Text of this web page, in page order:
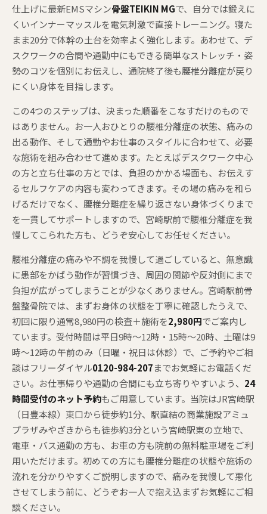
仕上げに最新EMSマシン骨盤TEIKIN MGで、自分では鍛えに
くいインナーマッスルを電気刺激で直接トレーニング。寝た
まま20分で体幹の土台を効率よく強化します。あわせて、デ
スクワークの合間や通勤中にもできる簡単なストレッチ・姿
勢のコツを個別にお伝えし、通院終了後も腰椎分離症が戻り
にくい身体を目指します。
この4つのステップは、決まった順番をこなすだけのもので
はありません。お一人おひとりの腰椎分離症の状態、痛みの
出る動作、そして通勤やお仕事のスタイルに合わせて、必要
な施術を組み合わせて進めます。たとえばデスクワーク中心
の方と立ち仕事の方とでは、負担のかかる場面も、お伝えす
るセルフケアの内容も変わってきます。その場の痛みを和ら
げるだけでなく、腰椎分離症を繰り返さない身体づくりまで
を一貫してサポートしますので、宮崎駅前で腰椎分離症を我
慢してこられた方も、どうぞ安心してお任せください。
腰椎分離症の痛みや不調を我慢して過ごしていると、無意識
に患部をかばう動作が習慣づき、周囲の関節や反対側にまで
負担が広がってしまうことが少なくありません。宮崎駅前骨
盤整骨院では、まずお身体の状態を丁寧に確認したうえで、
初回に限り通常8,980円の検査＋施術を2,980円でご案内し
ています。受付時間は平日9時〜12時・15時〜20時、土曜は9
時〜12時の午前のみ（日曜・祝日は休診）で、ご予約やご相
談はフリーダイヤル0120-984-207までお気軽にお電話くだ
さい。お仕事帰りや通勤の合間にも立ち寄りやすいよう、 24
時間受付のネット予約もご用意しています。当院はJR宮崎駅
（日豊本線）東口から徒歩約1分、駅直結の商業施設アミュ
プラザみやざきからも徒歩約3分という宮崎駅東の立地で、
電車・バス通勤の方も、お車の方も院前の無料駐車場をご利
用いただけます。初めての方にも腰椎分離症の状態や施術の
流れを分かりやすくご説明しますので、痛みを我慢して悪化
させてしまう前に、どうぞお一人で抱え込まずお気軽にご相
談ください。